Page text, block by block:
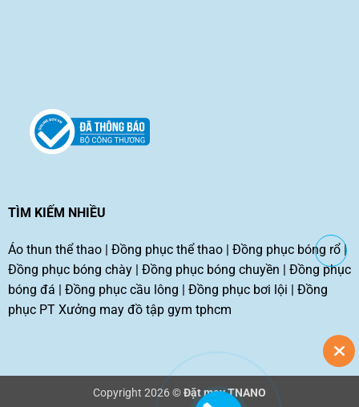
TÌM KIẾM NHIỀU
Áo thun thể thao| Đồng phục thể thao| Đồng phục bóng rổ|
Đồng phục bóng chày| Đồng phục bóng chuyền | Đồng phục
bóng đá | Đồng phục cầu lông | Đồng phục bơi lội | Đồng
phục PT Xưởng may đồ tập gym tphcm
Copyright 2026 ©Đặt may TNANO